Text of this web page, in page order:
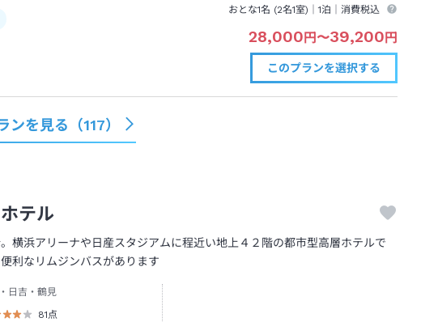
おとな1名 (2名1室)｜1泊 ｜消費税込
28,000円〜39,200円
このプランを選択する
ンを見る（117）
テル
横浜アリーナや日産スタジアムに程近い地上４２階の都市型高層ホテルで
利なリムジンバスがあります
日吉・鶴見
81点